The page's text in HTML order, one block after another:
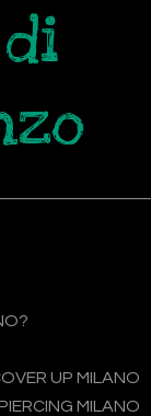
UP MILANO
MILANO